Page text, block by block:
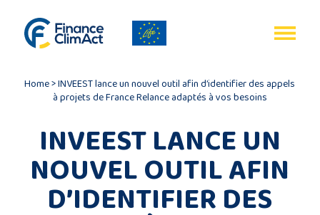
FR
Accueil
Home>INVEEST lance un nouvel outil afin d’identifier des appels
à projets de France Relance adaptés à vos besoins
INVEEST LANCE UN
NOUVEL OUTIL AFIN
D’IDENTIFIER DES